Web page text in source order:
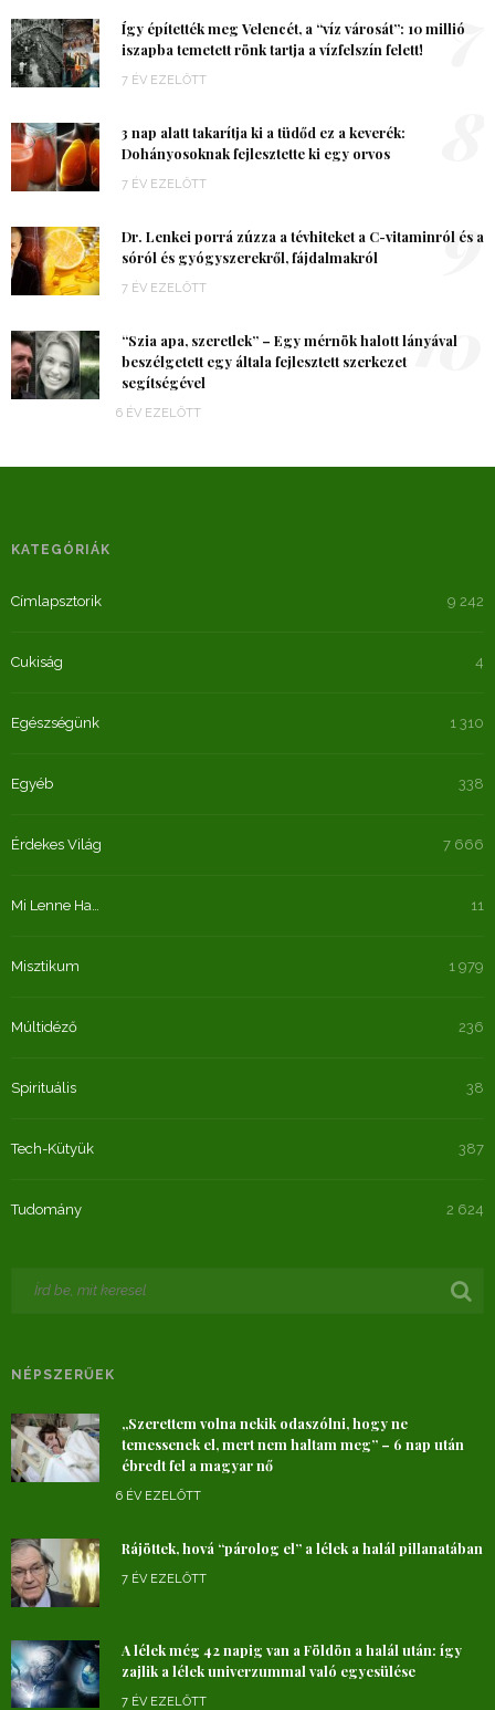
Így építették meg Velencét, a “víz városát”: 10 millió
iszapba temetett rönk tartja a vízfelszín felett!
7 ÉV EZELŐTT
7
3 nap alatt takarítja ki a tüdőd ez a keverék:
Dohányosoknak fejlesztette ki egy orvos
7 ÉV EZELŐTT
Dr. Lenkei porrá zúzza a tévhiteket a C-vitaminról és a
sóról és gyógyszerekről, fájdalmakról
7 ÉV EZELŐTT
9
“Szia apa, szeretlek” – Egy mérnök halott lányával
beszélgetett egy általa fejlesztett szerkezet
segítségével
6 ÉV EZELŐTT
10
KATEGÓRIÁK
Címlapsztorik 9 242
Cukiság 4
Egészségünk 1 310
Egyéb 338
Érdekes Világ 7 666
Mi Lenne Ha… 11
Misztikum 1 979
Múltidéző 236
Spirituális 38
Tech-Kütyük 387
Tudomány 2 624
NÉPSZERŰEK
„Szerettem volna nekik odaszólni, hogy ne
temessenek el, mert nem haltam meg” – 6 nap után
ébredt fel a magyar nő
6 ÉV EZELŐTT
Rájöttek, hová “párolog el” a lélek a halál pillanatában
7 ÉV EZELŐTT
A lélek még 42 napig van a Földön a halál után: így
zajlik a lélek univerzummal való egyesülése
7 ÉV EZELŐTT